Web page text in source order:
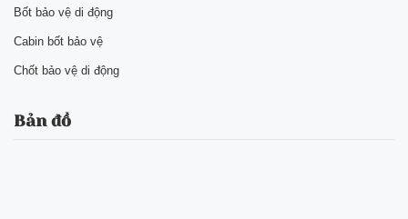
Bốt bảo vệ di động
Cabin bốt bảo vệ
Chốt bảo vệ di động
Bản đồ